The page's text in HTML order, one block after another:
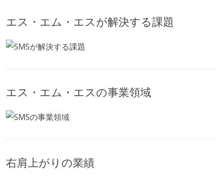
エス・エム・エスが解決する課題
エス・エム・エスの事業領域
右肩上がりの業績